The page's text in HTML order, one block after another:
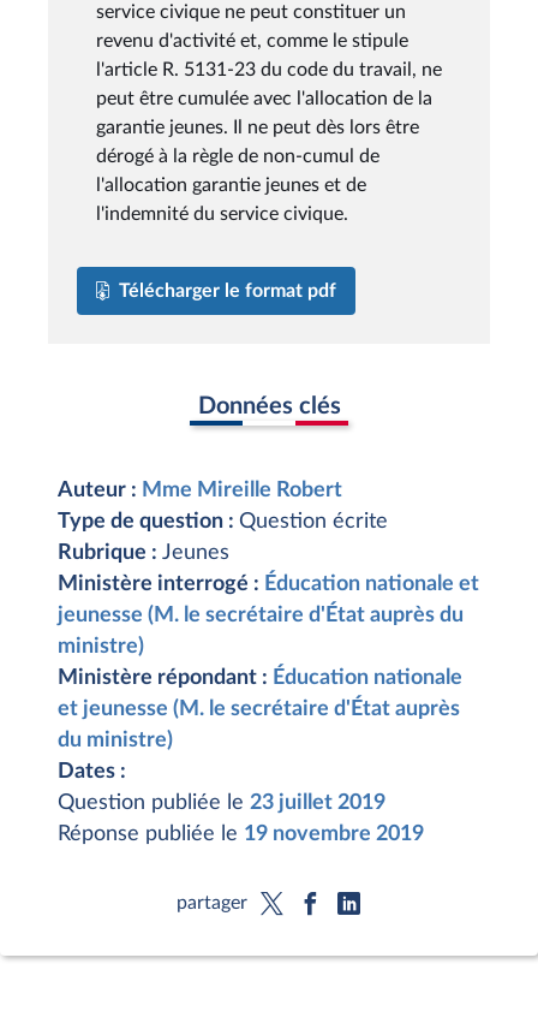
service civique ne peut constituer un
revenu d'activité et, comme le stipule
l'article R. 5131-23 du code du travail, ne
peut être cumulée avec l'allocation de la
garantie jeunes. Il ne peut dès lors être
dérogé à la règle de non-cumul de
l'allocation garantie jeunes et de
l'indemnité du service civique.
Télécharger le format pdf
Données clés
Auteur : Mme Mireille Robert
Type de question : Question écrite
Rubrique : Jeunes
Ministère interrogé : Éducation nationale et
jeunesse (M. le secrétaire d'État auprès du
ministre)
Ministère répondant : Éducation nationale
et jeunesse (M. le secrétaire d'État auprès
du ministre)
Dates :
Question publiée le 23 juillet 2019
Réponse publiée le 19 novembre 2019
partager